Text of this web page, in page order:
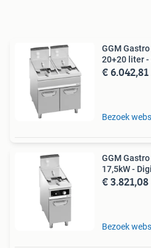
GGM
20+20 liter -
€ 6.042,81
Bezoek
GGM
17,5kW -
€ 3.821,08
Bezoek